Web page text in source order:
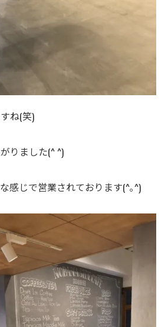
ね(笑)
りました(^ ^)
感じで営業されております(^｡^)